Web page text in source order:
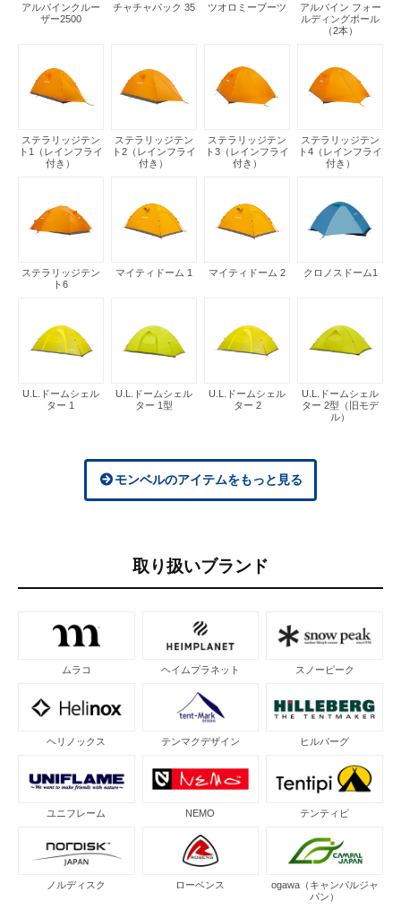
アルパインクルー
ザー2500
チャチャパック 35 ツオロミーブーツ
アルパイン フォー
ルディングポール
（2本）
ステラリッジテン
ト1（レインフライ
付き）
ステラリッジテン
ト2（レインフライ
付き）
ステラリッジテン
ト3（レインフライ
付き）
ステラリッジテン
ト4（レインフライ
付き）
ステラリッジテン
ト6
マイティドーム 1 マイティドーム 2 クロノスドーム1
U.L.ドームシェル
ター 1
U.L.ドームシェル
ター 1型
U.L.ドームシェル
ター 2
U.L.ドームシェル
ター 2型（旧モデ
ル）
モンベルのアイテムをもっと見る
取り扱いブランド
ムラコ ヘイムプラネット スノーピーク
ヘリノックス テンマクデザイン ヒルバーグ
ユニフレーム NEMO テンティピ
ノルディスク ローベンス
ogawa（キャンパルジャ
パン）